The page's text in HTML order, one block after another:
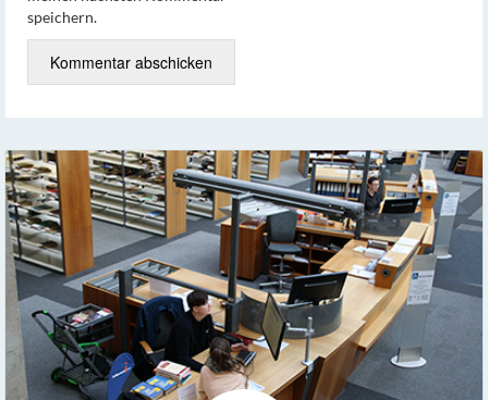
speichern.